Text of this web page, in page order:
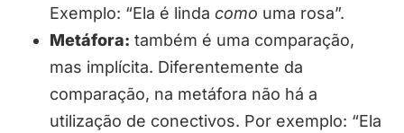
Exemplo: “Ela é linda como uma rosa”.
Metáfora: também é uma comparação,
mas implícita. Diferentemente da
comparação, na metáfora não há a
utilização de conectivos. Por exemplo: “Ela